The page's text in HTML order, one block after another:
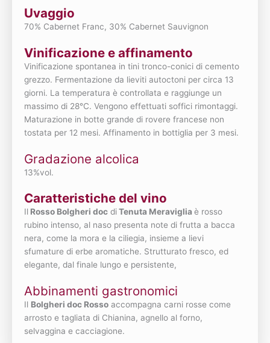
Uvaggio
70% Cabernet Franc, 30% Cabernet Sauvignon
Vinificazione e affinamento
Vinificazione spontanea in tini tronco-conici di cemento
grezzo. Fermentazione da lieviti autoctoni per circa 13
giorni. La temperatura è controllata e raggiunge un
massimo di 28°C. Vengono effettuati soffici rimontaggi.
Maturazione in botte grande di rovere francese non
tostata per 12 mesi. Affinamento in bottiglia per 3 mesi.
Gradazione alcolica
13%vol.
Caratteristiche del vino
Il Rosso Bolgheri doc diTenuta Meraviglia è rosso
rubino intenso, al naso presenta note di frutta a bacca
nera, come la mora e la ciliegia, insieme a lievi
sfumature di erbe aromatiche. Strutturato fresco, ed
elegante, dal finale lungo e persistente,
Abbinamenti gastronomici
Il Bolgheri doc Rosso accompagna carni rosse come
arrosto e tagliata di Chianina, agnello al forno,
selvaggina e cacciagione.